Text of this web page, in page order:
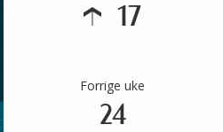
17
Forrige uke
24